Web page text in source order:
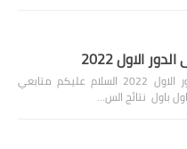
الاول 2022
نتائج السادس ابتدائي الدور الاول 2022 السلام عليكم متابعي
باول نتائج الس…